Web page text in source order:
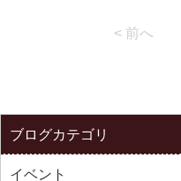
< 前へ
ブログカテゴリ
イベント